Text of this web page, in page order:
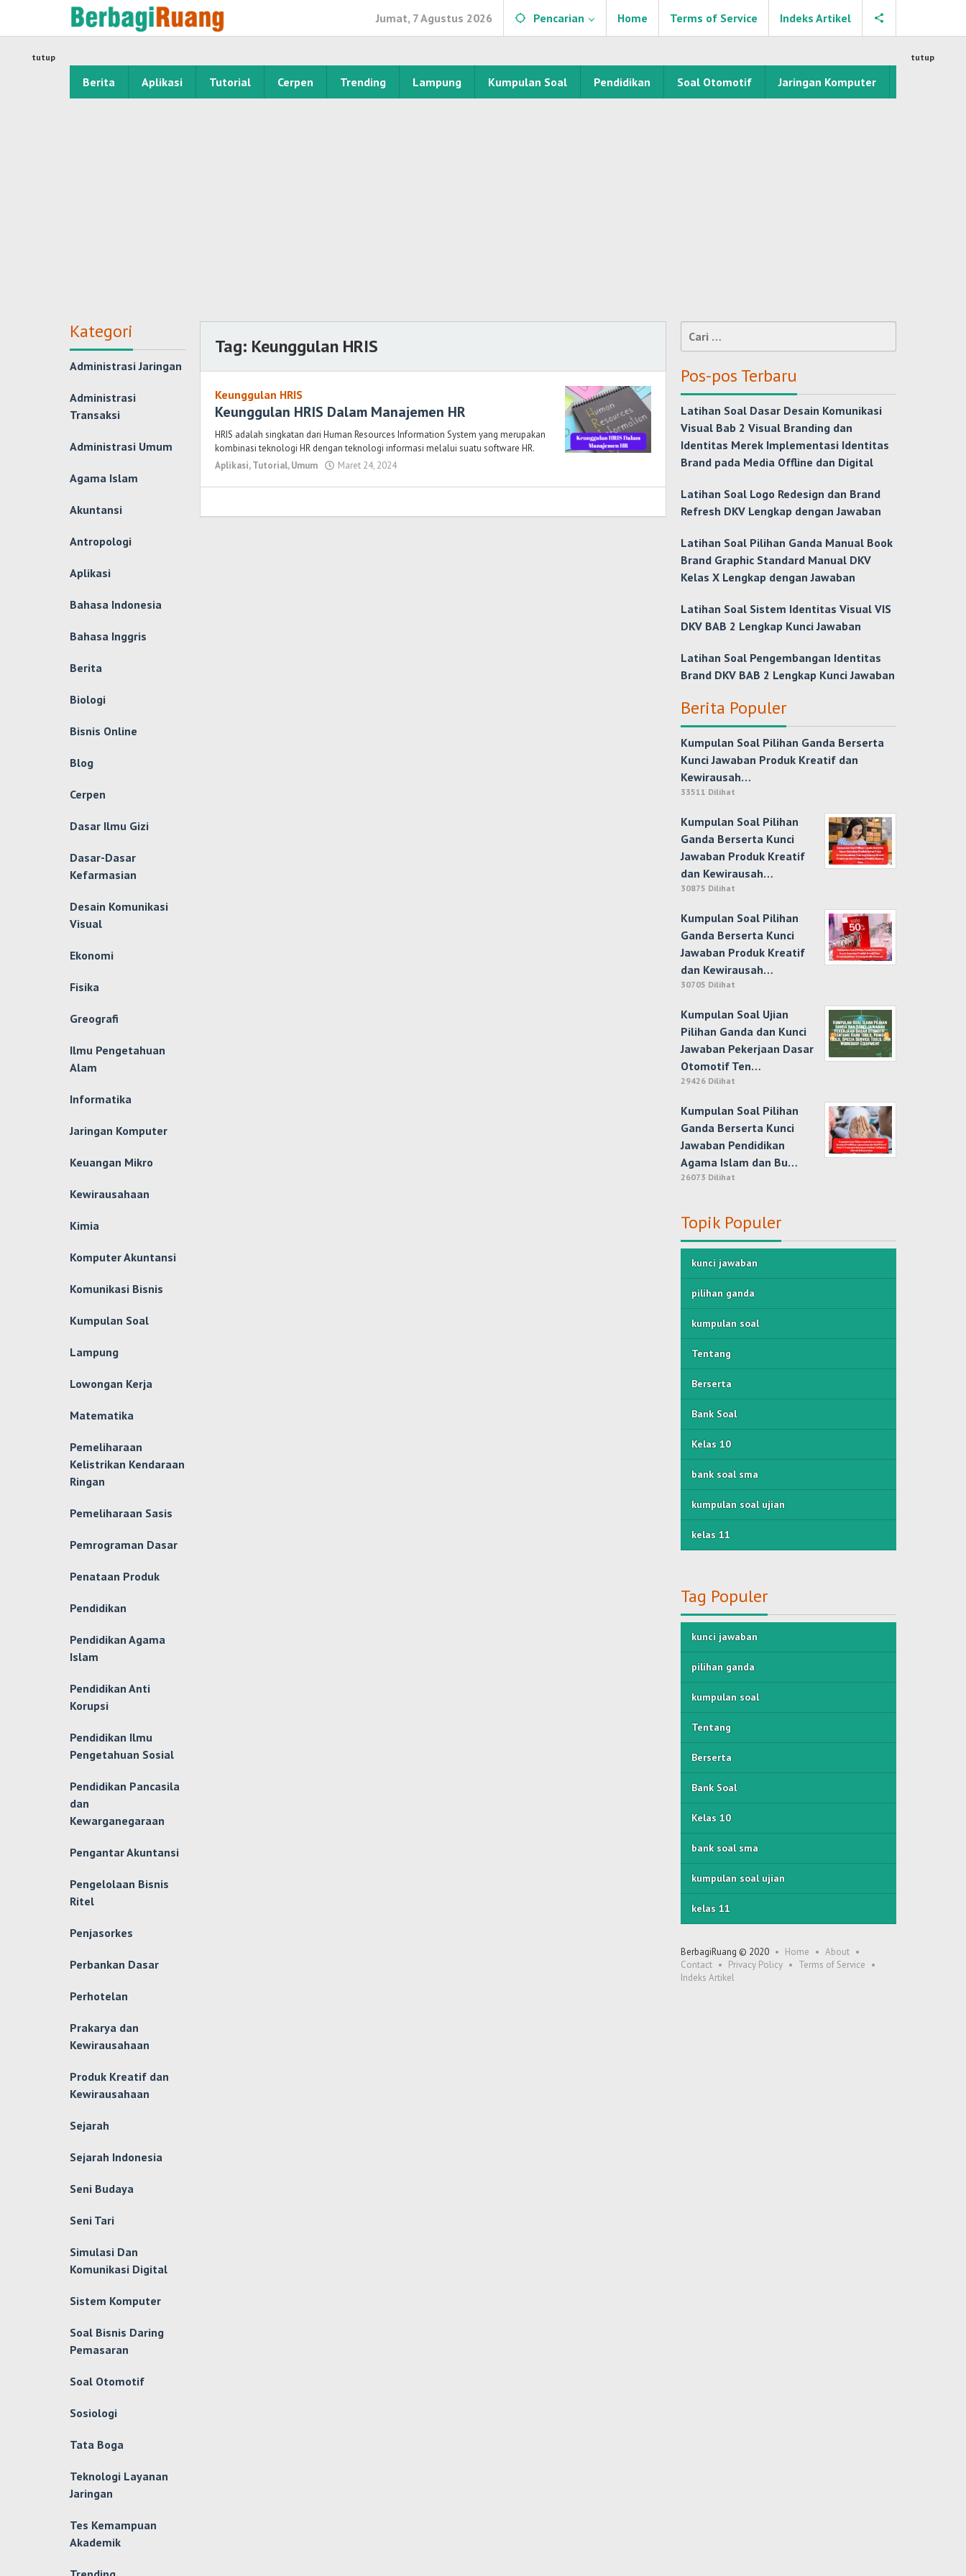
Jumat, 7 Agustus 2026 Pencarian Home Terms of Service Indeks Artikel
Berita Aplikasi Tutorial Cerpen Trending Lampung Kumpulan Soal Pendidikan Soal Otomotif Jaringan Komputer
tutup tutup
Kategori
Administrasi Jaringan
Administrasi
Transaksi
Administrasi Umum
Agama Islam
Akuntansi
Antropologi
Aplikasi
Bahasa Indonesia
Bahasa Inggris
Berita
Biologi
Bisnis Online
Blog
Cerpen
Dasar Ilmu Gizi
Dasar-Dasar
Kefarmasian
Desain Komunikasi
Visual
Ekonomi
Fisika
Greografi
Ilmu Pengetahuan
Alam
Informatika
Jaringan Komputer
Keuangan Mikro
Kewirausahaan
Kimia
Komputer Akuntansi
Komunikasi Bisnis
Kumpulan Soal
Lampung
Lowongan Kerja
Matematika
Pemeliharaan
Kelistrikan Kendaraan
Ringan
Pemeliharaan Sasis
Pemrograman Dasar
Penataan Produk
Pendidikan
Pendidikan Agama
Islam
Pendidikan Anti
Korupsi
Pendidikan Ilmu
Pengetahuan Sosial
Pendidikan Pancasila
dan
Kewarganegaraan
Pengantar Akuntansi
Pengelolaan Bisnis
Ritel
Penjasorkes
Perbankan Dasar
Perhotelan
Prakarya dan
Kewirausahaan
Produk Kreatif dan
Kewirausahaan
Sejarah
Sejarah Indonesia
Seni Budaya
Seni Tari
Simulasi Dan
Komunikasi Digital
Sistem Komputer
Soal Bisnis Daring
Pemasaran
Soal Otomotif
Sosiologi
Tata Boga
Teknologi Layanan
Jaringan
Tes Kemampuan
Akademik
Tag: Keunggulan HRIS
Keunggulan HRIS
Keunggulan HRIS Dalam Manajemen HR
HRIS adalah singkatan dari Human Resources Information System yang merupakan
kombinasi teknologi HR dengan teknologi informasi melalui suatu software HR.
Aplikasi,Tutorial,Umum Maret 24, 2024
Cari
untuk:
Pos-pos Terbaru
Latihan Soal Dasar Desain Komunikasi
Visual Bab 2 Visual Branding dan
Identitas Merek Implementasi Identitas
Brand pada Media Offline dan Digital
Latihan Soal Logo Redesign dan Brand
Refresh DKV Lengkap dengan Jawaban
Latihan Soal Pilihan Ganda Manual Book
Brand Graphic Standard Manual DKV
Kelas X Lengkap dengan Jawaban
Latihan Soal Sistem Identitas Visual VIS
DKV BAB 2 Lengkap Kunci Jawaban
Latihan Soal Pengembangan Identitas
Brand DKV BAB 2 Lengkap Kunci Jawaban
Berita Populer
Kumpulan Soal Pilihan Ganda Berserta
Kunci Jawaban Produk Kreatif dan
Kewirausah…
33511 Dilihat
Kumpulan Soal Pilihan
Ganda Berserta Kunci
Jawaban Produk Kreatif
dan Kewirausah…
30875 Dilihat
Kumpulan Soal Pilihan
Ganda Berserta Kunci
Jawaban Produk Kreatif
dan Kewirausah…
30705 Dilihat
Kumpulan Soal Ujian
Pilihan Ganda dan Kunci
Jawaban Pekerjaan Dasar
Otomotif Ten…
29426 Dilihat
Kumpulan Soal Pilihan
Ganda Berserta Kunci
Jawaban Pendidikan
Agama Islam dan Bu…
26073 Dilihat
Topik Populer
kunci jawaban
pilihan ganda
kumpulan soal
Tentang
Berserta
Bank Soal
Kelas 10
bank soal sma
kumpulan soal ujian
kelas 11
Tag Populer
kunci jawaban
pilihan ganda
kumpulan soal
Tentang
Berserta
Bank Soal
Kelas 10
bank soal sma
kumpulan soal ujian
kelas 11
BerbagiRuang © 2020 Home
About
Contact
Privacy Policy
Terms of Service
Indeks Artikel